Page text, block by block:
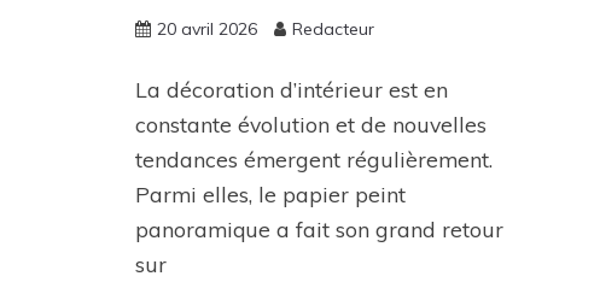
20 avril 2026 Redacteur
La décoration d’intérieur est en
constante évolution et de nouvelles
tendances émergent régulièrement.
Parmi elles, le papier peint
panoramique a fait son grand retour
sur